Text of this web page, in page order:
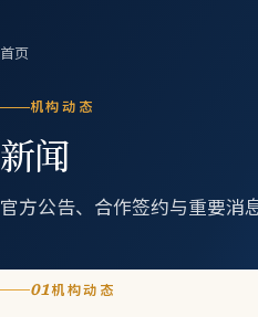
首页
机构动态
新闻
官方公告、合作签约与重要消
01机构动态